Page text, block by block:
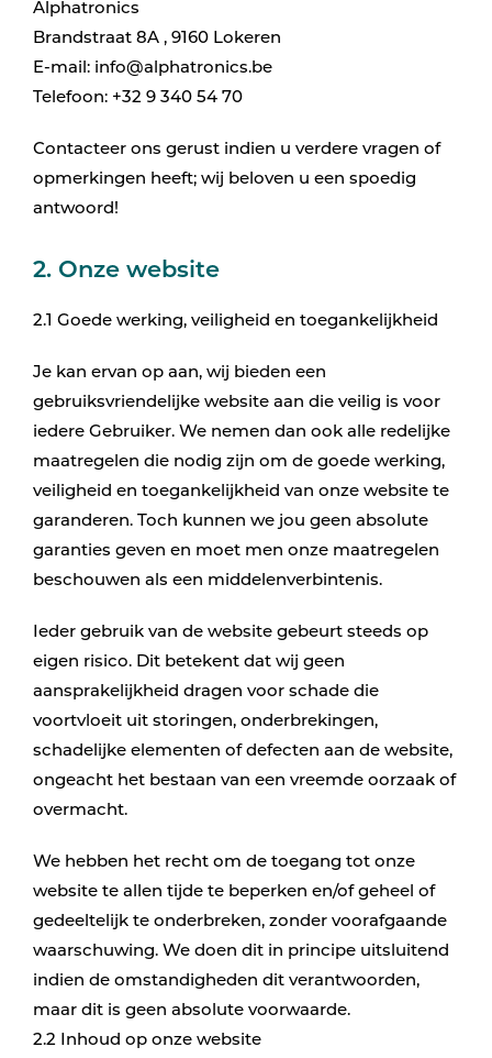
Alphatronics
Brandstraat 8A , 9160 Lokeren
E-mail: info@alphatronics.be
Telefoon: +32 9 340 54 70
Contacteer ons gerust indien u verdere vragen of
opmerkingen heeft; wij beloven u een spoedig
antwoord!
2. Onze website
2.1 Goede werking, veiligheid en toegankelijkheid
Je kan ervan op aan, wij bieden een
gebruiksvriendelijke website aan die veilig is voor
iedere Gebruiker. We nemen dan ook alle redelijke
maatregelen die nodig zijn om de goede werking,
veiligheid en toegankelijkheid van onze website te
garanderen. Toch kunnen we jou geen absolute
garanties geven en moet men onze maatregelen
beschouwen als een middelenverbintenis.
Ieder gebruik van de website gebeurt steeds op
eigen risico. Dit betekent dat wij geen
aansprakelijkheid dragen voor schade die
voortvloeit uit storingen, onderbrekingen,
schadelijke elementen of defecten aan de website,
ongeacht het bestaan van een vreemde oorzaak of
overmacht.
We hebben het recht om de toegang tot onze
website te allen tijde te beperken en/of geheel of
gedeeltelijk te onderbreken, zonder voorafgaande
waarschuwing. We doen dit in principe uitsluitend
indien de omstandigheden dit verantwoorden,
maar dit is geen absolute voorwaarde.
2.2 Inhoud op onze website